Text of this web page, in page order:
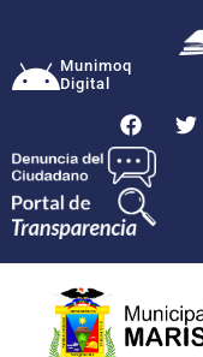
Munimoq
Digital